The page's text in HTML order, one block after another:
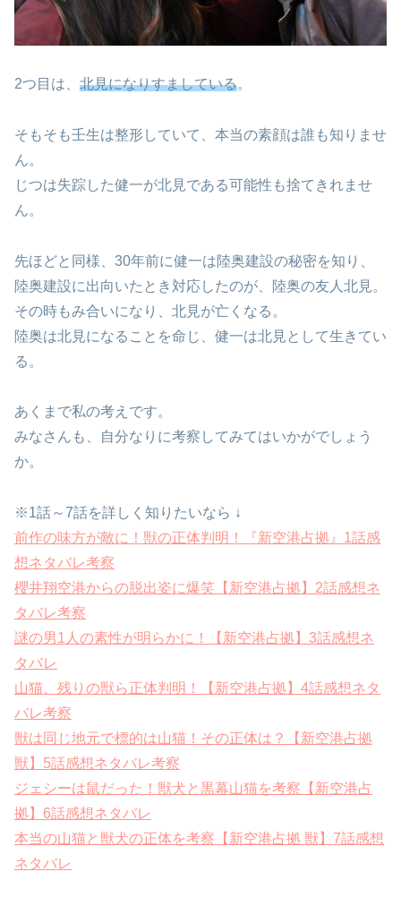
2つ目は、 北見になりすましている。
そもそも壬生は整形していて、本当の素顔は誰も知りませ
ん。
じつは失踪した健一が北見である可能性も捨てきれませ
ん。
先ほどと同様、30年前に健一は陸奥建設の秘密を知り、
陸奥建設に出向いたとき対応したのが、陸奥の友人北見。
その時もみ合いになり、北見が亡くなる。
陸奥は北見になることを命じ、健一は北見として生きてい
る。
あくまで私の考えです。
みなさんも、自分なりに考察してみてはいかがでしょう
か。
※1話～7話を詳しく知りたいなら ↓
前作の味方が敵に！獣の正体判明！『新空港占拠』1話感
想ネタバレ考察
櫻井翔空港からの脱出姿に爆笑【新空港占拠】2話感想ネ
タバレ考察
謎の男1人の素性が明らかに！【新空港占拠】3話感想ネ
タバレ
山猫、残りの獣ら正体判明！【新空港占拠】4話感想ネタ
バレ考察
獣は同じ地元で標的は山猫！その正体は？【新空港占拠
獣】5話感想ネタバレ考察
ジェシーは鼠だった！獣犬と黒幕山猫を考察【新空港占
拠】6話感想ネタバレ
本当の山猫と獣犬の正体を考察【新空港占拠 獣】7話感想
ネタバレ